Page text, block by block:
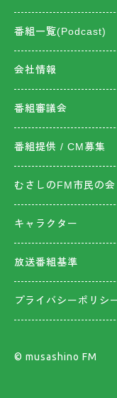
番組一覧(Podcast)
会社情報
番組審議会
番組提供 / CM募集
むさしのFM市民の会
キャラクター
放送番組基準
プライバシーポリシ
©︎ musashino FM